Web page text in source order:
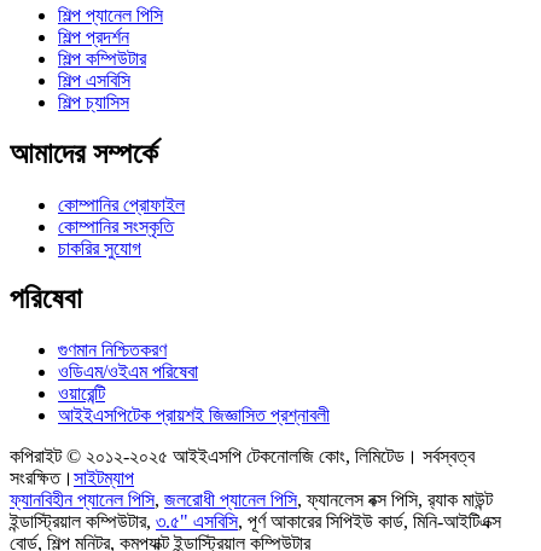
শিল্প প্যানেল পিসি
শিল্প প্রদর্শন
শিল্প কম্পিউটার
শিল্প এসবিসি
শিল্প চ্যাসিস
আমাদের সম্পর্কে
কোম্পানির প্রোফাইল
কোম্পানির সংস্কৃতি
চাকরির সুযোগ
পরিষেবা
গুণমান নিশ্চিতকরণ
ওডিএম/ওইএম পরিষেবা
ওয়ারেন্টি
আইইএসপিটেক প্রায়শই জিজ্ঞাসিত প্রশ্নাবলী
কপিরাইট © ২০১২-২০২৫ আইইএসপি টেকনোলজি কোং, লিমিটেড। সর্বস্বত্ব
সংরক্ষিত। সাইটম্যাপ
ফ্যানবিহীন প্যানেল পিসি, জলরোধী প্যানেল পিসি,ফ্যানলেস বক্স পিসি, র‍্যাক মাউন্ট
ইন্ডাস্ট্রিয়াল কম্পিউটার, ৩.৫" এসবিসি, পূর্ণ আকারের সিপিইউ কার্ড, মিনি-আইটিএক্স
বোর্ড, শিল্প মনিটর, কমপ্যাক্ট ইন্ডাস্ট্রিয়াল কম্পিউটার